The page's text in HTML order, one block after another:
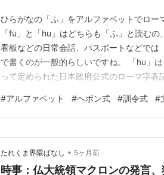
ひらがなの「ふ」をアルファベットでロー
「fu」と「hu」はどちらも「ふ」と読む
看板などの日常会話、パスポートなどでは
で書くのが一般的らしいですね。 「hu」
って定められた日本政府公式のローマ字
「fa」としたら「ふぁ」になってしまうの
も。 ヘボン式で気になったのが、伸ばす
#アルファベット #ヘボン式 #訓令式 #
たれくま界隈ばなし • 5ヶ月前
時事：仏大統領マクロンの発言、